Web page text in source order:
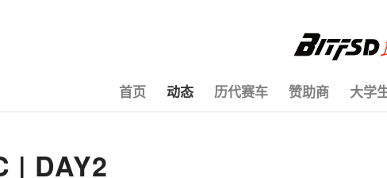
首页 动态 历代赛车 赞助商 大学
| DAY2